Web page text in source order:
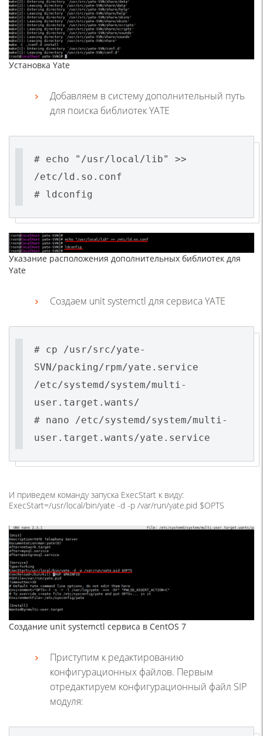
Установка Yate
Добавляем в систему дополнительный путь
для поиска библиотек YATE
# echo "/usr/local/lib" >>
/etc/ld.so.conf
# ldconfig
Указание расположения дополнительных библиотек для
Yate
Создаем unit systemctl для сервиса YATE
# cp /usr/src/yate-
SVN/packing/rpm/yate.service
/etc/systemd/system/multi-
user.target.wants/
# nano /etc/systemd/system/multi-
user.target.wants/yate.service
И приведем команду запуска ExecStart к виду:
ExecStart=/usr/local/bin/yate -d -p /var/run/yate.pid $OPTS
Создание unit systemctl сервиса в CentOS 7
Приступим к редактированию
конфигурационных файлов. Первым
отредактируем конфигурационный файл SIP
модуля: